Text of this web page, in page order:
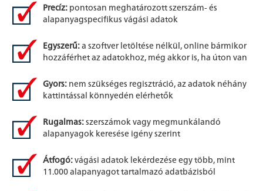
Precíz:pontosan meghatározott szerszám- és
alapanyagspecifikus vágási adatok
Egyszerű:a szoftver letöltése nélkül, online bármikor
hozzáférhet az adatokhoz, még akkor is, ha úton van
Gyors:nem szükséges regisztráció, az adatok néhány
kattintással könnyedén elérhetők
Rugalmas:szerszámok vagy megmunkálandó
alapanyagok keresése igény szerint
Átfogó:vágási adatok lekérdezése egy több, mint
11.000 alapanyagot tartalmazó adatbázisból